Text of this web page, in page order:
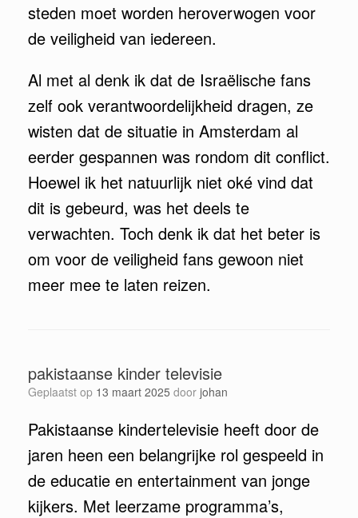
steden moet worden heroverwogen voor
de veiligheid van iedereen.
Al met al denk ik dat de Israëlische fans
zelf ook verantwoordelijkheid dragen, ze
wisten dat de situatie in Amsterdam al
eerder gespannen was rondom dit conflict.
Hoewel ik het natuurlijk niet oké vind dat
dit is gebeurd, was het deels te
verwachten. Toch denk ik dat het beter is
om voor de veiligheid fans gewoon niet
meer mee te laten reizen.
pakistaanse kinder televisie
Geplaatst op 13 maart 2025 door johan
Pakistaanse kindertelevisie heeft door de
jaren heen een belangrijke rol gespeeld in
de educatie en entertainment van jonge
kijkers. Met leerzame programma’s,